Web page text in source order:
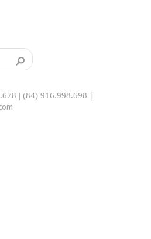
| (84) 916.998.698 |